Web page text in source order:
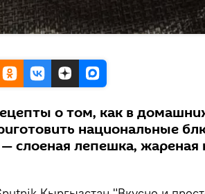
о том, как в
национальные
слоеная лепешка, жареная